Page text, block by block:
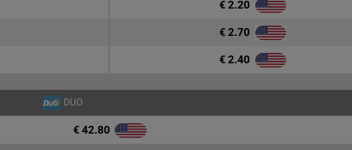
€ 2.20
€ 2.70
€ 2.40
DUO
€ 42.80